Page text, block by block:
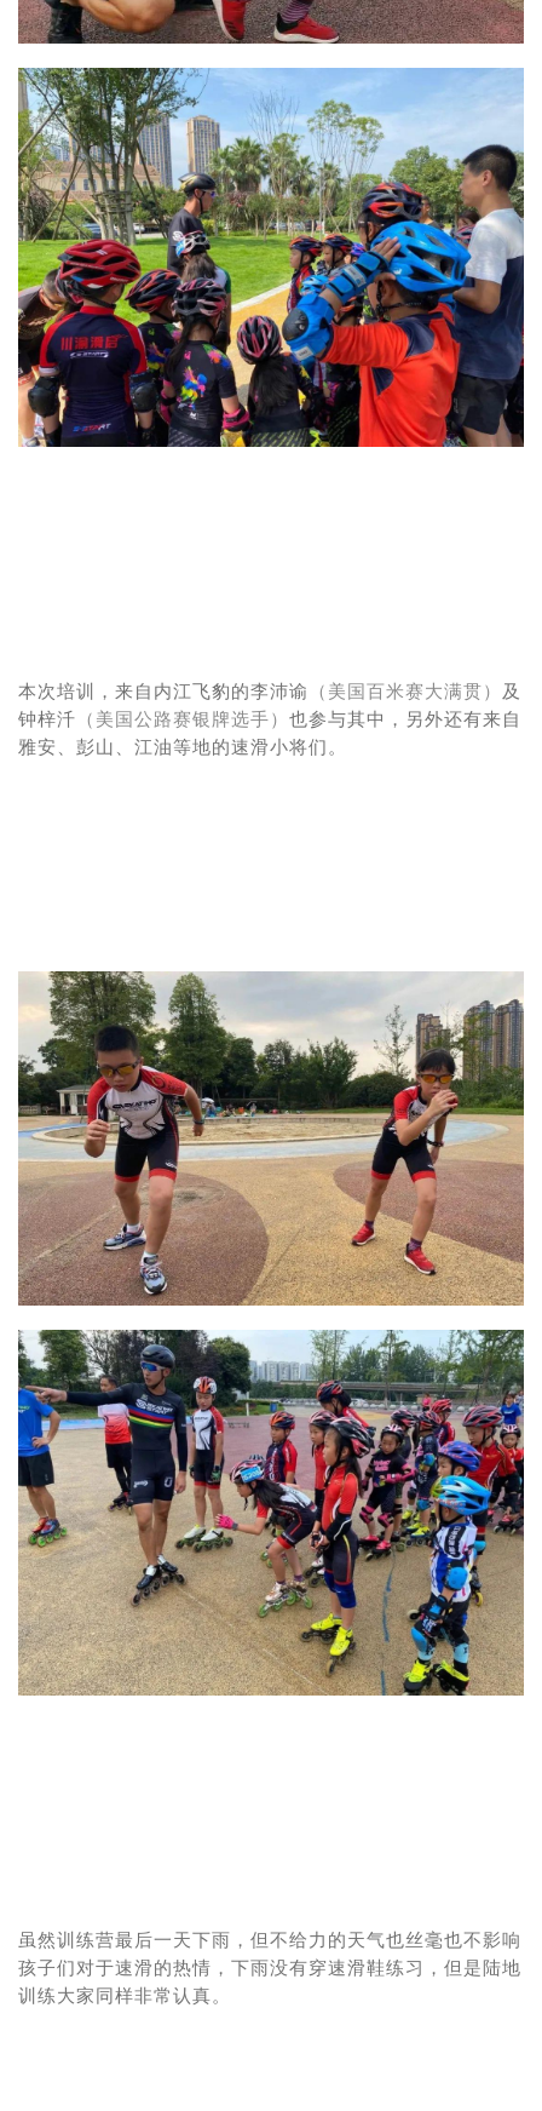
本次培训，来自内江飞豹的李沛谕 （美国百米赛大满贯） 及
钟梓汘 （美国公路赛银牌选手） 也参与其中，另外还有来自
雅安、彭山、江油等地的速滑小将们。
虽然训练营最后一天下雨，但不给力的天气也丝毫也不影响
孩子们对于速滑的热情，下雨没有穿速滑鞋练习，但是陆地
训练大家同样非常认真。